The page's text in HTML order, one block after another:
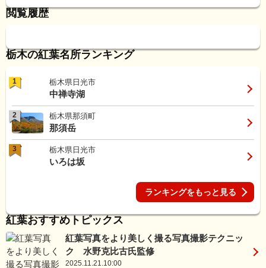
閲覧履歴
栃木の紅葉名所ランキング
1 栃木県日光市
中禅寺湖
2 栃木県那須町
那須岳
3 栃木県日光市
いろは坂
ランキングをもっと見る
紅葉おすすめトピックス
紅葉写真をより美しく撮る写真撮影テクニッ
ク 水野克比古氏監修
2025.11.21.10:00